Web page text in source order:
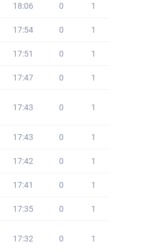
18:06 0 1
17:54 0 1
17:51 0 1
17:47 0 1
17:43 0 1
17:43 0 1
17:42 0 1
17:41 0 1
17:35 0 1
17:32 0 1